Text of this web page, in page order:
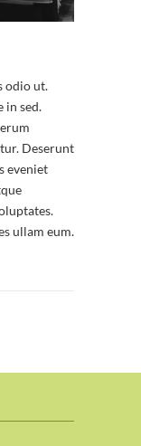
odio ut.
in sed.
Deserunt
eveniet
ullam eum.